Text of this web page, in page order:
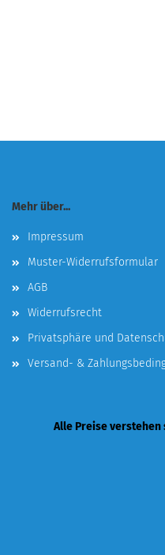
Mehr über...
Impressum
Muster-Widerrufsformular
AGB
Widerrufsrecht
Privatsphäre und
Versand- &
Alle Preise verstehen